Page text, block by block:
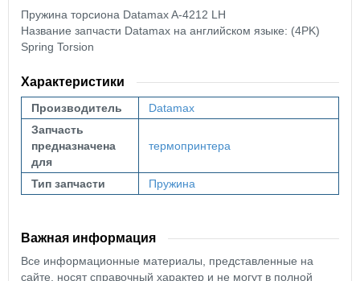
Пружина торсиона Datamax A-4212 LH
Название запчасти Datamax на английском языке: (4PK)
Spring Torsion
Характеристики
Производитель
Datamax
Запчасть
предназначена
для
термопринтера
Тип запчасти Пружина
Важная информация
Все информационные материалы, представленные на
сайте, носят справочный характер и не могут в полной